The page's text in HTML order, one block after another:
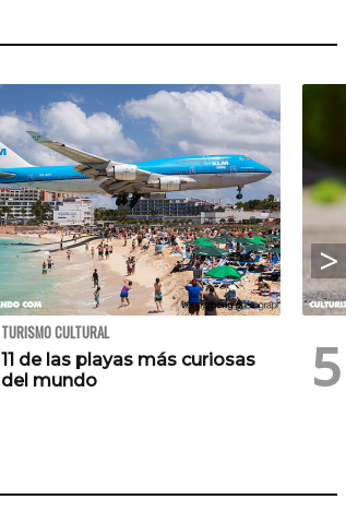
TURISMO CULTURAL
11 de las playas más curiosas
del mundo